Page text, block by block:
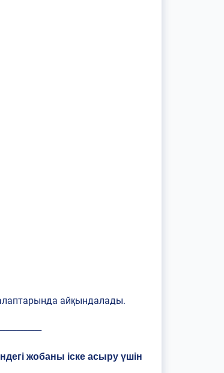
айқындалады.
жобаны іске асыру үшін